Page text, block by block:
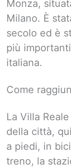
Monza,
Milano. È
secolo ed è
più
italiana.
Come
La Villa
della città,
a piedi, in
treno, la